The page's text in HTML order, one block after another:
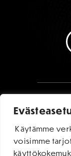
Käytämme
voisimme